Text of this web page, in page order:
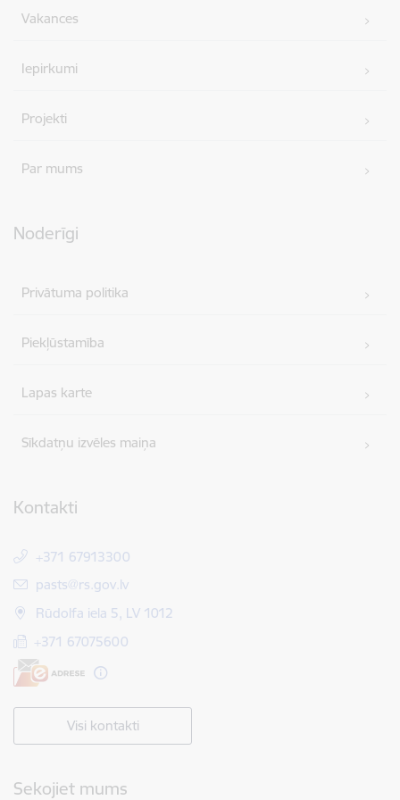
Vakances
Iepirkumi
Projekti
Par mums
Noderīgi
Privātuma politika
Piekļūstamība
Lapas karte
Sīkdatņu izvēles maiņa
Kontakti
+371 67913300
E-pasts:
pasts@rs.gov.lv
Rūdolfa iela 5, LV 1012
+371 67075600
Visi kontakti
Sekojiet mums